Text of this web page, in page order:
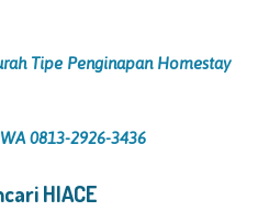
Tipe Penginapan Homestay
0813-2926-3436
HIACE